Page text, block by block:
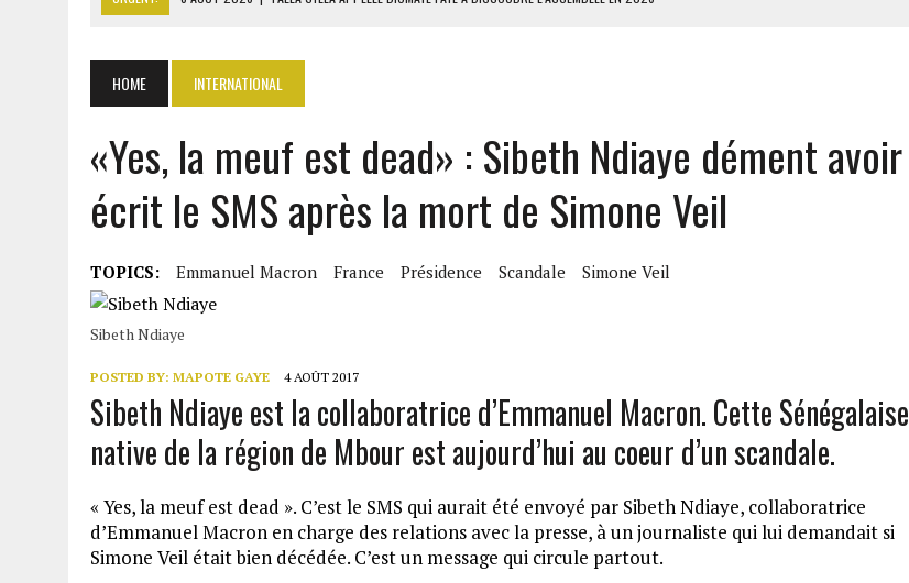
8 AOÛT 2026 | L’ÉCONOMIE AMÉRICAINE PERD DES MILLIERS D’EMPLOIS AVEC LA GUERRE CONTRE L’IRAN
8 AOÛT 2026
L’UNIVERSITÉ LIBANAISE FRAGILISÉE PAR LES COUPES BUDGÉTAIRES
HOME INTERNATIONAL
«Yes, la meuf est dead» : Sibeth Ndiaye dément avoir
écrit le SMS après la mort de Simone Veil
TOPICS: Emmanuel Macron France Présidence Scandale Simone Veil
Sibeth Ndiaye
POSTED BY: MAPOTE GAYE 4 AOÛT 2017
Sibeth Ndiaye est la collaboratrice d’Emmanuel Macron. Cette Sénégalaise
native de la région de Mbour est aujourd’hui au coeur d’un scandale.
« Yes, la meuf est dead ». C’est le SMS qui aurait été envoyé par Sibeth Ndiaye, collaboratrice
d’Emmanuel Macron en charge des relations avec la presse, à un journaliste qui lui demandait si
Simone Veil était bien décédée. C’est un message qui circule partout.